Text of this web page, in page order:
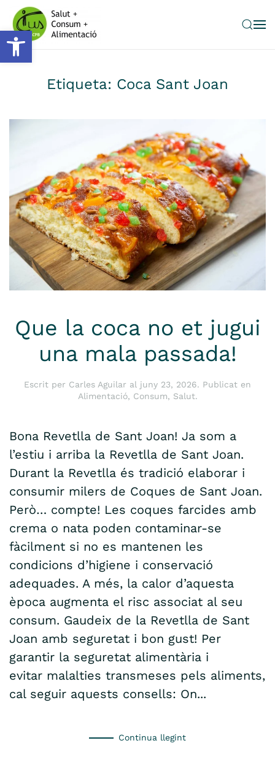
Obre la barra d'eines
Skip to main content
Etiqueta: Coca Sant Joan
Que la coca no et jugui
una mala passada!
Escrit per Carles Aguilar al juny 23, 2026. Publicat en
Alimentació, Consum, Salut.
Bona Revetlla de Sant Joan! Ja som a
l’estiu i arriba la Revetlla de Sant Joan.
Durant la Revetlla és tradició elaborar i
consumir milers de Coques de Sant Joan.
Però… compte! Les coques farcides amb
crema o nata poden contaminar-se
fàcilment si no es mantenen les
condicions d’higiene i conservació
adequades. A més, la calor d’aquesta
època augmenta el risc associat al seu
consum. Gaudeix de la Revetlla de Sant
Joan amb seguretat i bon gust! Per
garantir la seguretat alimentària i
evitar malalties transmeses pels aliments,
cal seguir aquests consells: On...
Continua llegint